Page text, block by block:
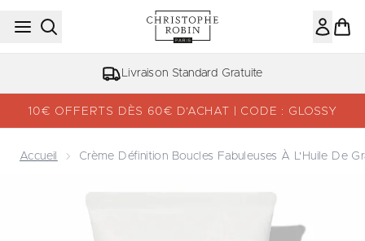
Passer au contenu principal
Livraison Standard Gratuite
10€ OFFERTS DÈS 60€ D’ACHAT | CODE : GLOSSY
Accueil Crème Définition Boucles Fabuleuses À L'Huile De